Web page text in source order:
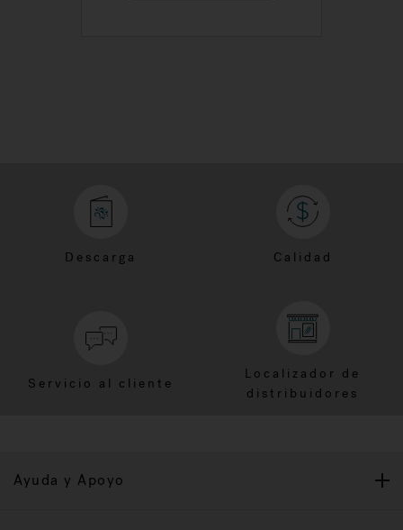
Descarga Calidad
Servicio al cliente
Localizador de
distribuidores
Ayuda y Apoyo